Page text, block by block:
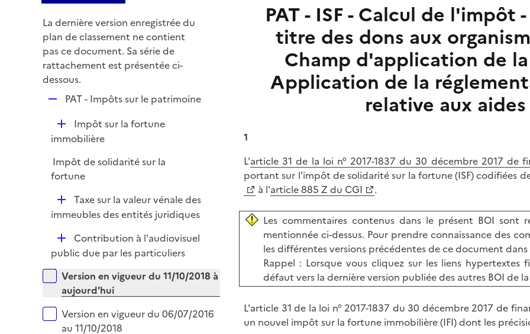
La dernière version enregistrée du
plan de classement ne contient
pas ce document. Sa série de
rattachement est présentée ci-
dessous.
p
l
e
r
PAT - Impôts sur le patrimoine
D
é
l
i
Impôt sur la fortune
immobilière
Impôt de solidarité sur la
fortune
D
é
i
e
r
Taxe sur la valeur vénale des
immeubles des entités juridiques
D
é
l
i
e
Contribution à l'audiovisuel
public due par les particuliers
Versions sur la période
Version en vigueur du 11/10/2018 à
aujourd'hui
Version en vigueur du 06/07/2016
au 11/10/2018
PAT - ISF - Calcul de
titre des dons aux
Champ d'application de
Application de la
relative aux
1
L'article 31 de la loi n° 2017-1837 du 30 décembre 2017 de
portant sur l'impôt de solidarité sur la fortune (ISF) codifiées
à l'article 885 Z du CGI .
Les commentaires contenus dans le présent BOI
mentionnée ci-dessus. Pour prendre connaissance des
les différentes versions précédentes de ce document
Rappel : Lorsque vous cliquez sur les liens
défaut vers la dernière version publiée des autres BOI de la
L'article 31 de la loi n° 2017-1837 du 30 décembre 2017 de
un nouvel impôt sur la fortune immobilière (IFI) dont les